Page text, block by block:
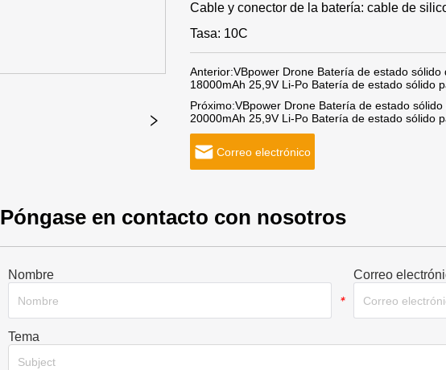
Cable y conector de la batería: cable de
Tasa: 10C
Anterior:VBpower Drone Batería de estado
18000mAh 25,9V Li-Po Batería de estado sólido
Próximo:VBpower Drone Batería de estado
20000mAh 25,9V Li-Po Batería de estado sólido
Correo electrónico
Póngase en contacto con nosotros
Nombre
*
Correo
Tema
Subject